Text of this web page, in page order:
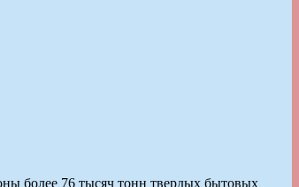
более 76 тысяч тонн твердых бытовых